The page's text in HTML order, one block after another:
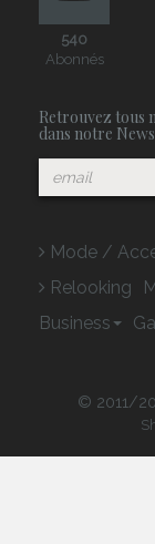
540
Abonnés
Retrouvez tous
dans notre
Mode /
Relooking
Business
© 2011/